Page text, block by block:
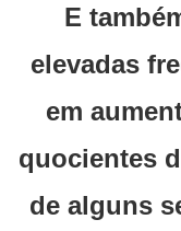
E
elevadas
em
quocientes
de alguns